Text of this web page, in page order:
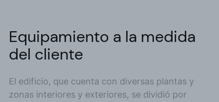
Equipamiento a la medida
del cliente
El edificio, que cuenta con diversas plantas y
zonas interiores y exteriores, se dividió por